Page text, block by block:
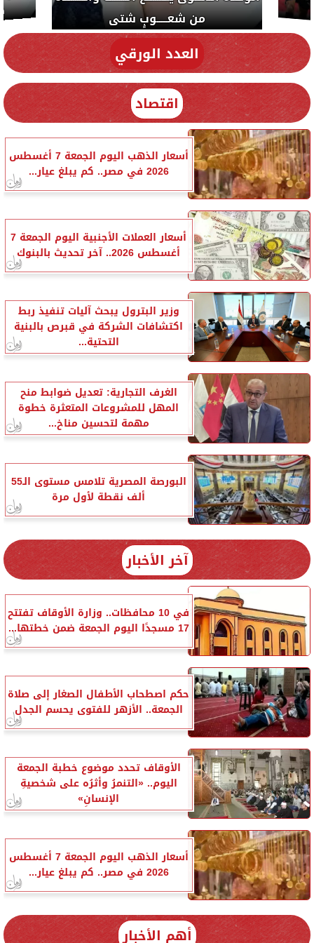
دي سياسة
العدد الورقي
اقتصاد
أسعار الذهب اليوم الجمعة 7 أغسطس
2026 في مصر.. كم يبلغ عيار...
أسعار العملات الأجنبية اليوم الجمعة 7
أغسطس 2026.. آخر تحديث بالبنوك
وزير البترول يبحث آليات تنفيذ ربط
اكتشافات الشركة في قبرص بالبنية
التحتية...
الغرف التجارية: تعديل ضوابط منح
المهل للمشروعات المتعثرة خطوة
مهمة لتحسين مناخ...
البورصة المصرية تلامس مستوى الـ55
ألف نقطة لأول مرة
آخر الأخبار
في 10 محافظات.. وزارة الأوقاف تفتتح
17 مسجدًا اليوم الجمعة ضمن خطتها...
حكم اصطحاب الأطفال الصغار إلى صلاة
الجمعة.. الأزهر للفتوى يحسم الجدل
الأوقاف تحدد موضوع خطبة الجمعة
اليوم.. «التنمرُ وأثرُه على شخصيةِ
الإنسانِ»
أسعار الذهب اليوم الجمعة 7 أغسطس
2026 في مصر.. كم يبلغ عيار...
أهم الأخبار